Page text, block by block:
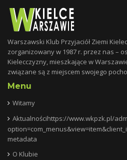
Warszawski Klub Przyjaciół Ziemi
zorganizowany w 1987 r. przez nas –
Kielecczyzny, mieszkające w
związane są z miejscem swojego
Menu
Witamy
Aktualnościhttps://www.wkpzk.pl/
metadata
O Klubie